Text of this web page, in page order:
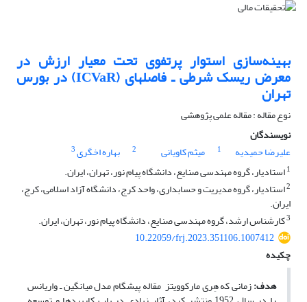
بهینه‌سازی استوار پرتفوی تحت معیار ارزش در
معرض ریسک شرطی ـ فاصله‎ای (ICVaR) در بورس
تهران
نوع مقاله : مقاله علمی پژوهشی
نویسندگان
علیرضا حمیدیه
1 میثم کاویانی 2 بهاره اخگری3
1استادیار، گروه مهندسی صنایع، دانشگاه پیام نور، تهران، ایران.
2استادیار، گروه مدیریت و حسابداری، واحد کرج، دانشگاه آزاد اسلامی، کرج،
ایران.
3کارشناس ارشد، گروه مهندسی صنایع، دانشگاه پیام نور، تهران، ایران.
10.22059/frj.2023.351106.1007412
چکیده
هدف:زمانی که هِری مارکوویتز مقاله پیشگام مدل میانگین ـ واریانس